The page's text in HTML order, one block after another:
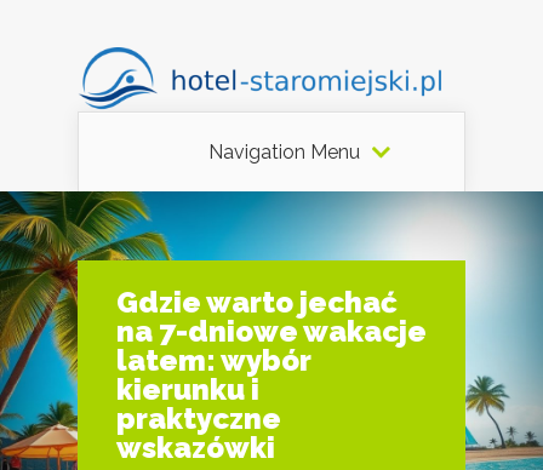
Navigation Menu
Gdzie warto jechać
na 7-dniowe wakacje
latem: wybór
kierunku i
praktyczne
wskazówki